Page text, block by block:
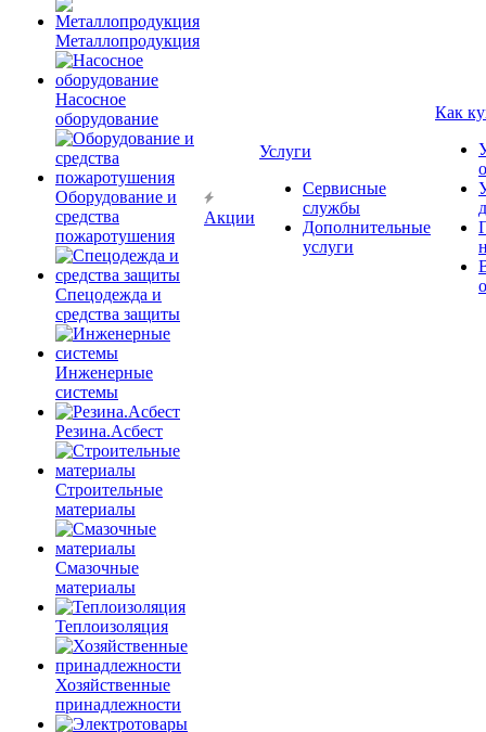
Металлопродукция
Насосное
оборудование
Оборудование и
средства
пожаротушения
Спецодежда и
средства защиты
Инженерные
системы
Резина.Асбест
Строительные
материалы
Смазочные
материалы
Теплоизоляция
Хозяйственные
принадлежности
Акции
Услуги
Сервисные
службы
Дополнительные
услуги
Как